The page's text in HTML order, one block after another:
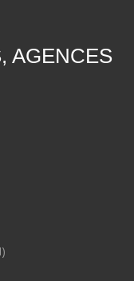
AGENCES